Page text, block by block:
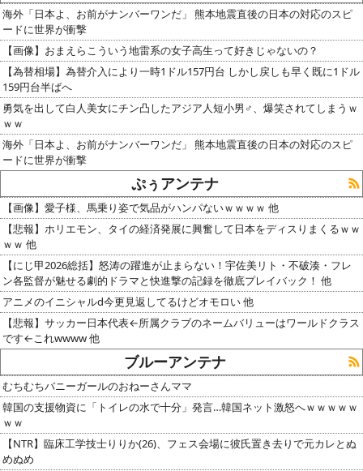
海外「日本よ、お前がナンバーワンだ」 熊本地震直後の日本の対応のスピ
ードに世界が衝撃
【画像】おまえらこういう地雷系の女子高生って好きじゃないの？
【為替相場】為替介入により一時1ドル157円台 しかし戻しも早く既に1ドル
159円台半ばへ
勇気を出して白人美女にチン凸したアジア人短小男♂、爆笑されてしまうｗ
ｗｗ
海外「日本よ、お前がナンバーワンだ」 熊本地震直後の日本の対応のスピ
ードに世界が衝撃
ぷぅアンテナ
【画像】愛子様、馬乗り姿で気品がハンパないｗｗｗｗ 他
【悲報】ホリエモン、タイの経済発展に興奮して日本をディスりまくるｗｗ
ｗｗ 他
【にじ甲2026総括】怒涛の躍進が止まらない！宇佐美リト・不破湊・フレ
ン各監督が魅せる劇的ドラマと快進撃の記録を徹底プレイバック！ 他
アニメのイニシャルd今更見返してるけどオモロい 他
【悲報】サッカー日本代表←所属クラブのネームバリューはワールドクラス
です←これwwww 他
ブルーアンテナ
むちむちバニーガールのおねーさんママ
韓国の支援物資に「トイレの水で十分」発言…韓国ネット激怒へｗｗｗｗｗ
ｗｗ
【NTR】臨床工学技士りりか(26)、フェス会場に彼氏置き去りで元カレとぬ
めぬめ